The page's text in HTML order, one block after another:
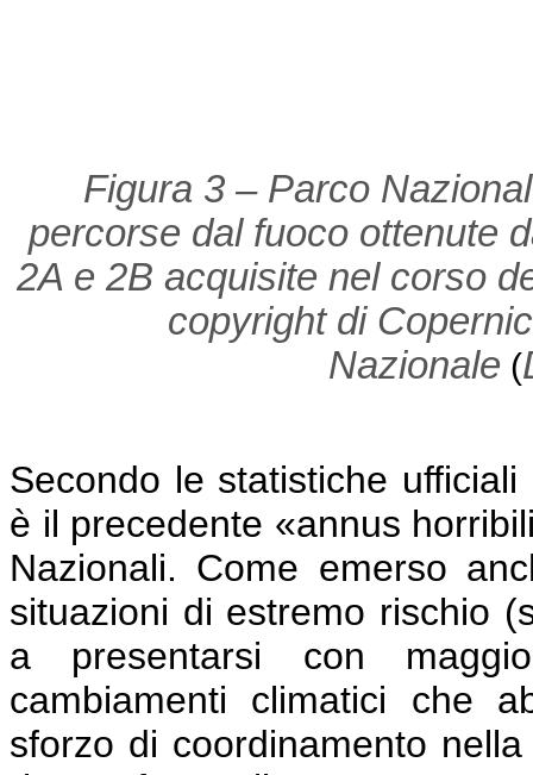
Figura 3 – Parco
percorse dal fuoco ottenute
2A e 2B acquisite nel corso
copyright di
Nazionale (
Secondo le statistiche
è il precedente «annus
Nazionali. Come emerso
situazioni di estremo rischio
a presentarsi con
cambiamenti climatici che
sforzo di coordinamento